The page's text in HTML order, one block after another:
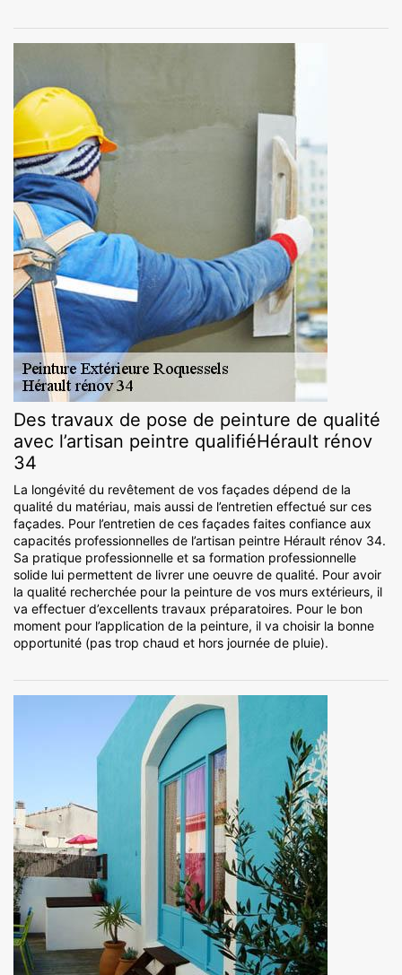
Des travaux de pose de peinture de qualité
avec l’artisan peintre qualifiéHérault rénov
34
La longévité du revêtement de vos façades dépend de la
qualité du matériau, mais aussi de l’entretien effectué sur ces
façades. Pour l’entretien de ces façades faites confiance aux
capacités professionnelles de l’artisan peintre Hérault rénov 34.
Sa pratique professionnelle et sa formation professionnelle
solide lui permettent de livrer une oeuvre de qualité. Pour avoir
la qualité recherchée pour la peinture de vos murs extérieurs, il
va effectuer d’excellents travaux préparatoires. Pour le bon
moment pour l’application de la peinture, il va choisir la bonne
opportunité (pas trop chaud et hors journée de pluie).